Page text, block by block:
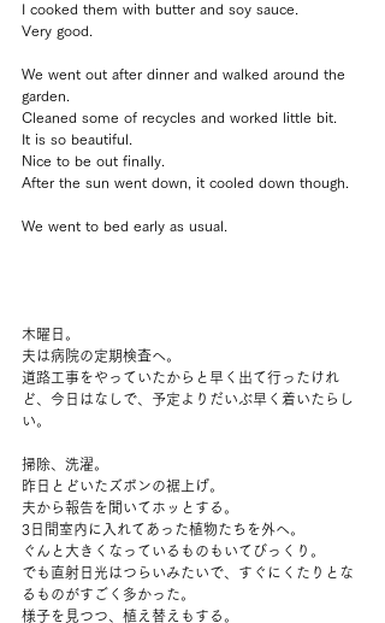
I cooked them with butter and soy sauce.
Very good.
We went out after dinner and walked around the
garden.
Cleaned some of recycles and worked little bit.
It is so beautiful.
Nice to be out finally.
After the sun went down, it cooled down though.
We went to bed early as usual.
木曜日。
夫は病院の定期検査へ。
道路工事をやっていたからと早く出て行ったけれ
ど、今日はなしで、予定よりだいぶ早く着いたらし
い。
掃除、洗濯。
昨日とどいたズボンの裾上げ。
夫から報告を聞いてホッとする。
3日間室内に入れてあった植物たちを外へ。
ぐんと大きくなっているものもいてびっくり。
でも直射日光はつらいみたいで、すぐにくたりとな
るものがすごく多かった。
様子を見つつ、植え替えもする。